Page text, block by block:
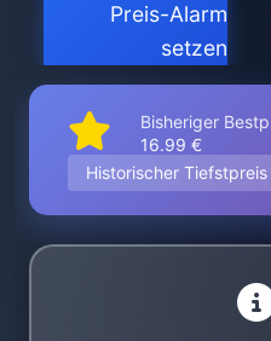
Preis-Alarm
setzen
Bisheriger
16.99 €
Historischer Tiefstpreis